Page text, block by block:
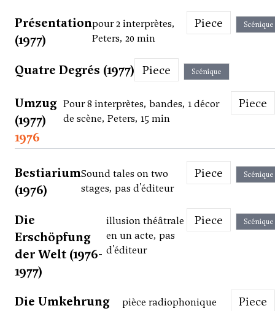
Présentation
(1977)
pour 2 interprètes,
Peters, 20 min
Piece Scénique
Quatre Degrés (1977) Piece Scénique
Umzug
(1977)
Pour 8 interprètes, bandes, 1 décor
de scène, Peters, 15 min
Piece
1976
Bestiarium
(1976)
Sound tales on two
stages, pas d'éditeur
Piece Scénique
Die
Erschöpfung
der Welt (1976-
1977)
illusion théâtrale
en un acte, pas
d'éditeur
Piece Scénique
Die Umkehrung
pièce radiophonique
Piece